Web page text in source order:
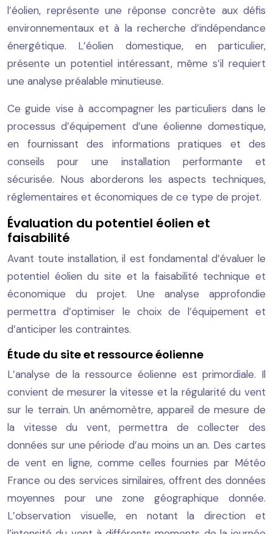
l’éolien, représente une réponse concrète aux défis
environnementaux et à la recherche d’indépendance
énergétique. L’éolien domestique, en particulier,
présente un potentiel intéressant, même s’il requiert
une analyse préalable minutieuse.
Ce guide vise à accompagner les particuliers dans le
processus d’équipement d’une éolienne domestique,
en fournissant des informations pratiques et des
conseils pour une installation performante et
sécurisée. Nous aborderons les aspects techniques,
réglementaires et économiques de ce type de projet.
Évaluation du potentiel éolien et
faisabilité
Avant toute installation, il est fondamental d’évaluer le
potentiel éolien du site et la faisabilité technique et
économique du projet. Une analyse approfondie
permettra d’optimiser le choix de l’équipement et
d’anticiper les contraintes.
Étude du site et ressource éolienne
L’analyse de la ressource éolienne est primordiale. Il
convient de mesurer la vitesse et la régularité du vent
sur le terrain. Un anémomètre, appareil de mesure de
la vitesse du vent, permettra de collecter des
données sur une période d’au moins un an. Des cartes
de vent en ligne, comme celles fournies par Météo
France ou des services similaires, offrent des données
moyennes pour une zone géographique donnée.
L’observation visuelle, en notant la direction et